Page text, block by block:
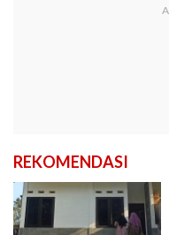
REKOMENDASI